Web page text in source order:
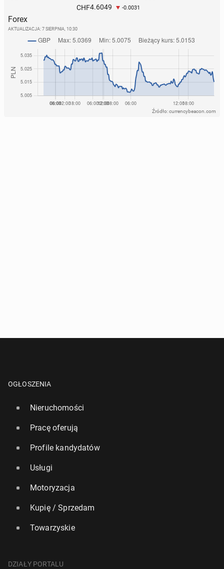
CHF4.6049 -0.0031
Forex
AKTUALIZACJA: 7 SIERPNIA, 10:30
Źródło: currencybeacon.com
OGŁOSZENIA
Nieruchomości
Pracę oferują
Profile kandydatów
Usługi
Motoryzacja
Kupię / Sprzedam
Towarzyskie
DZIAŁY PORTALU